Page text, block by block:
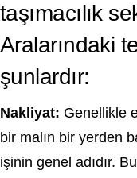
taşımacılık
Aralarındaki
şunlardır:
Nakliyat: Genellikle
bir malın bir yerden
işinin genel adıdır.